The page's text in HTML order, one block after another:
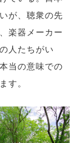
が、聴衆の先
楽器メーカー
人たちがい
当の意味での
す。